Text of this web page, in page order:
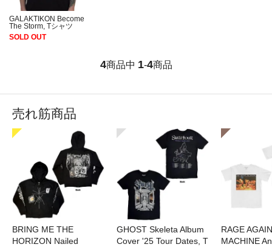
GALAKTIKON Become
The Storm, Tシャツ
SOLD OUT
4商品中 1-4商品
売れ筋商品
BRING ME THE
HORIZON Nailed
GHOST Skeleta Album
Cover '25 Tour Dates, T
RAGE
MACHINE